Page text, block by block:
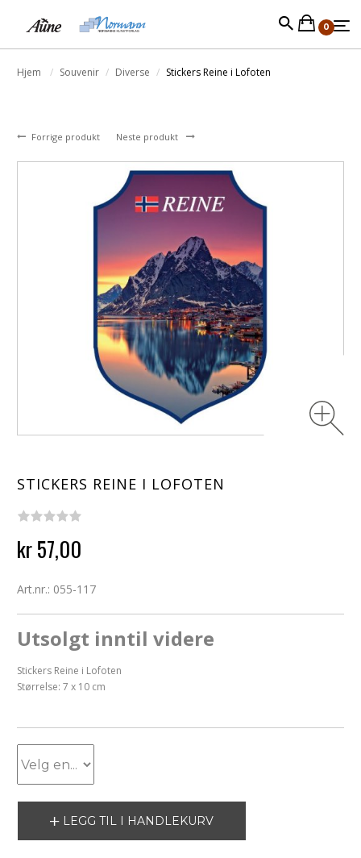
0
Hjem Souvenir Diverse Stickers Reine i Lofoten
Forrige produkt Neste produkt
STICKERS REINE I LOFOTEN
kr 57,00
Art.nr.: 055-117
Utsolgt inntil videre
Stickers Reine i Lofoten
Størrelse: 7 x 10 cm
LEGG TIL I HANDLEKURV